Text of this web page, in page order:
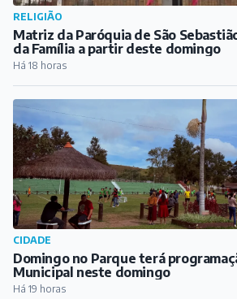
RELIGIÃO
Matriz da Paróquia de São
da Família a partir deste domingo
Há 18 horas
CIDADE
Domingo no Parque terá
Municipal neste domingo
Há 19 horas